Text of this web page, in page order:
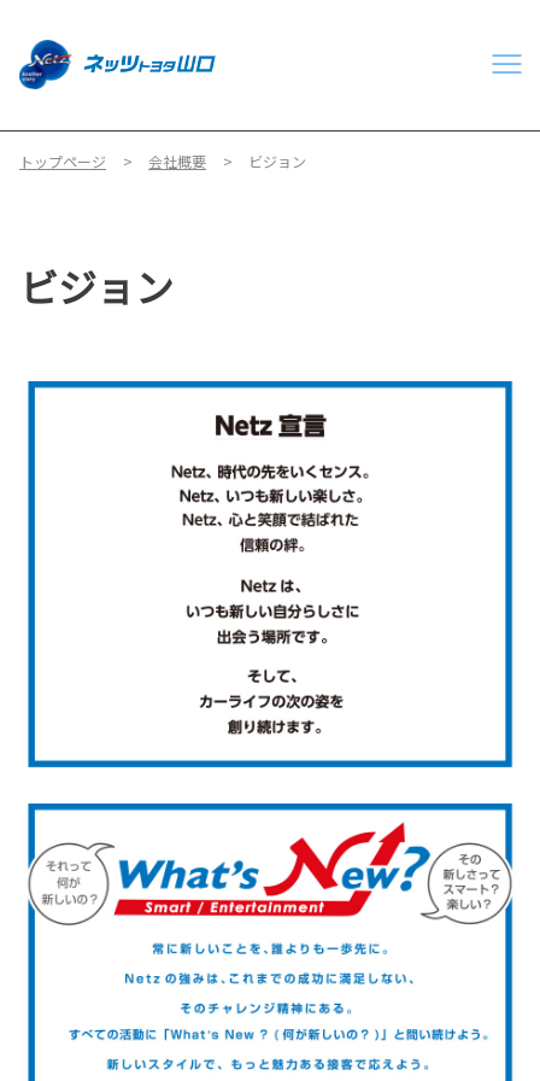
トップページ 会社概要 ビジョン
ビジョン